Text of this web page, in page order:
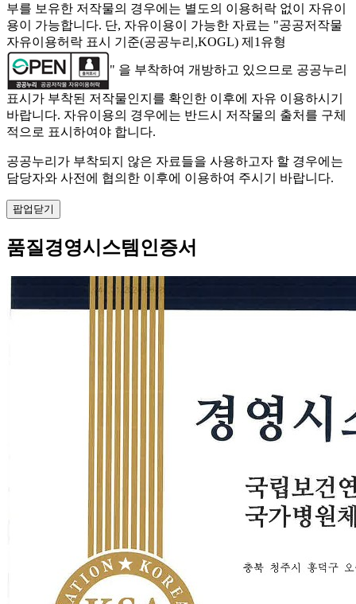
부를 보유한 저작물의 경우에는 별도의 이용허락 없이 자유이
용이 가능합니다. 단, 자유이용이 가능한 자료는 "공공저작물
자유이용허락 표시 기준(공공누리,KOGL) 제1유형
" 을 부착하여 개방하고 있으므로 공공누리
표시가 부착된 저작물인지를 확인한 이후에 자유 이용하시기
바랍니다. 자유이용의 경우에는 반드시 저작물의 출처를 구체
적으로 표시하여야 합니다.
공공누리가 부착되지 않은 자료들을 사용하고자 할 경우에는
담당자와 사전에 협의한 이후에 이용하여 주시기 바랍니다.
팝업닫기
품질경영시스템인증서